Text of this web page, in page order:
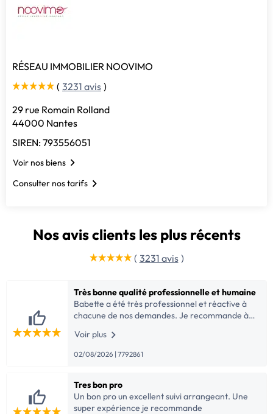
RÉSEAU IMMOBILIER NOOVIMO
( 3231 avis )
29 rue Romain Rolland
44000 Nantes
SIREN: 793556051
Voir nos biens
Consulter nos tarifs
Nos avis clients les plus récents
( 3231 avis )
Très bonne qualité professionnelle et humaine
Babette a été très professionnel et réactive à
chacune de nos demandes. Je recommande à
Voir plus
02/08/2026 | 7792861
Tres bon pro
Un bon pro un excellent suivi arrangeant. Une
super expérience je recommande